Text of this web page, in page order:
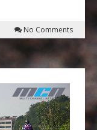
No Comments